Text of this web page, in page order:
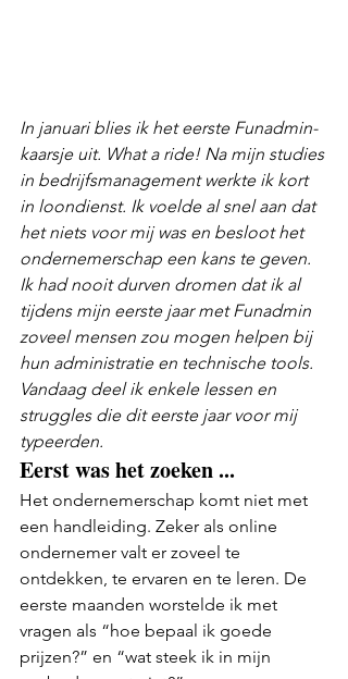
In januari blies ik het eerste Funadmin-
kaarsje uit. What a ride! Na mijn studies
in bedrijfsmanagement werkte ik kort
in loondienst. Ik voelde al snel aan dat
het niets voor mij was en besloot het
ondernemerschap een kans te geven.
Ik had nooit durven dromen dat ik al
tijdens mijn eerste jaar met Funadmin
zoveel mensen zou mogen helpen bij
hun administratie en technische tools.
Vandaag deel ik enkele lessen en
struggles die dit eerste jaar voor mij
typeerden.
Eerst was het zoeken ...
Het ondernemerschap komt niet met
een handleiding. Zeker als online
ondernemer valt er zoveel te
ontdekken, te ervaren en te leren. De
eerste maanden worstelde ik met
vragen als “hoe bepaal ik goede
prijzen?” en “wat steek ik in mijn